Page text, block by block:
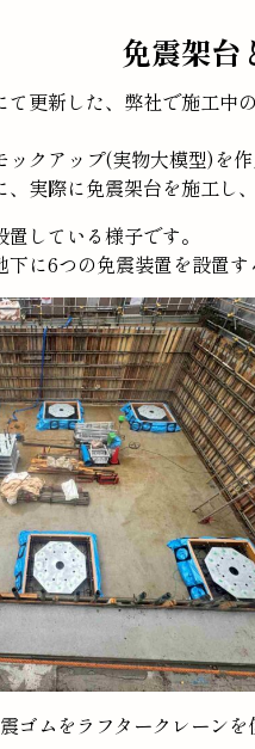
免震架台
更新した、弊社で施工中
クアップ(実物大模型)を
実際に免震架台を施工し
している様子です。
に6つの免震装置を設置
ゴムをラフタークレーン